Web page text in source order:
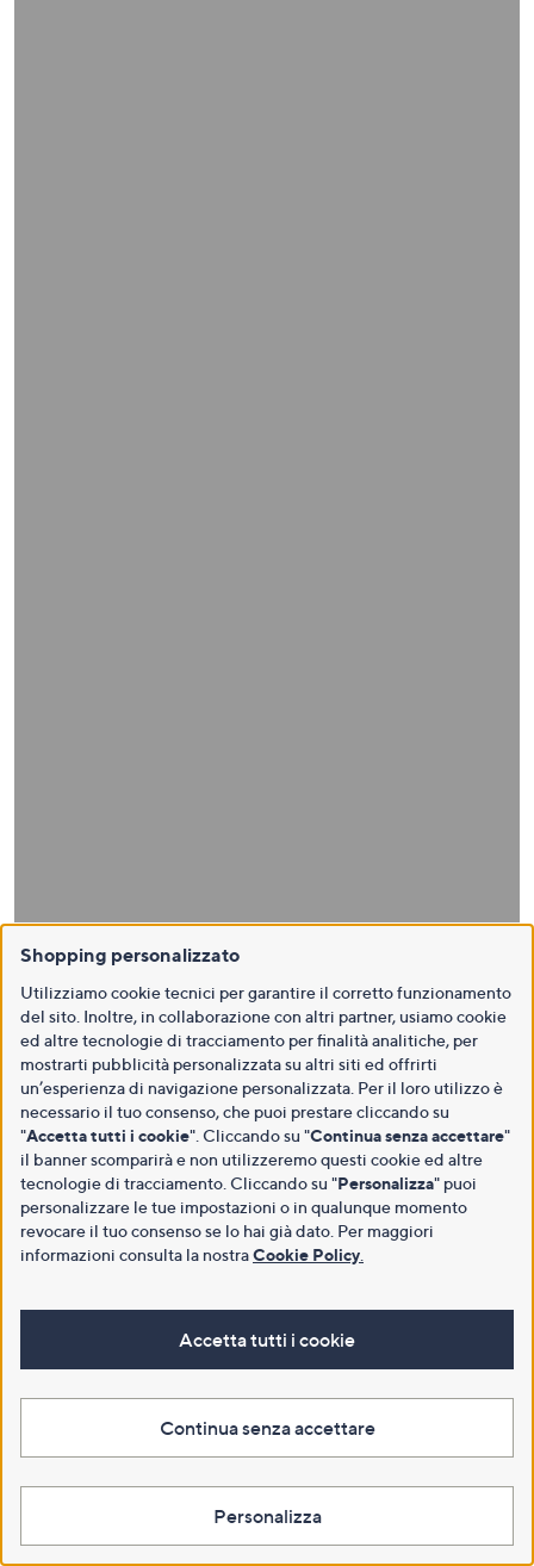
Shopping personalizzato
Utilizziamo cookie tecnici per garantire il corretto funzionamento
del sito. Inoltre, in collaborazione con altri partner, usiamo cookie
ed altre tecnologie di tracciamento per finalità analitiche, per
mostrarti pubblicità personalizzata su altri siti ed offrirti
un’esperienza di navigazione personalizzata. Per il loro utilizzo è
necessario il tuo consenso, che puoi prestare cliccando su
"Accetta tutti i cookie". Cliccando su "Continua senza accettare"
il banner scomparirà e non utilizzeremo questi cookie ed altre
tecnologie di tracciamento. Cliccando su "Personalizza" puoi
personalizzare le tue impostazioni o in qualunque momento
revocare il tuo consenso se lo hai già dato. Per maggiori
informazioni consulta la nostraCookie Policy
Accetta tutti i cookie
Continua senza accettare
Personalizza